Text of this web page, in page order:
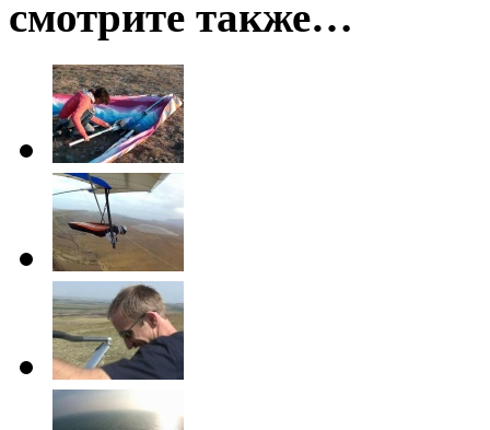
смотрите также…